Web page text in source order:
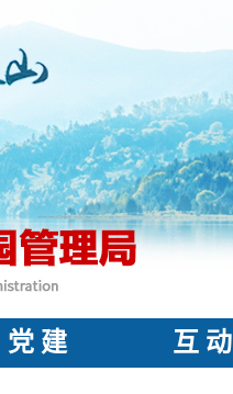
党 建 互 动